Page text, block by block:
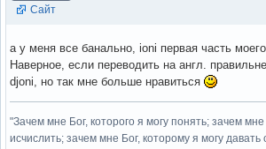
Сайт
а у меня все банально, ioni первая часть
Наверное, если переводить на англ.
djoni, но так мне больше нравиться
"Зачем мне Бог, которого я могу понять; зачем мне
исчислить; зачем мне Бог, которому я могу давать